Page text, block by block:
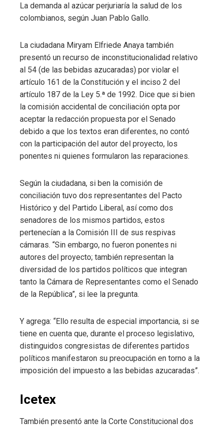
La demanda al azúcar perjuriaría la salud de los
colombianos, según Juan Pablo Gallo.
La ciudadana Miryam Elfriede Anaya también
presentó un recurso de inconstitucionalidad relativo
al 54 (de las bebidas azucaradas) por violar el
artículo 161 de la Constitución y el inciso 2 del
artículo 187 de la Ley 5.ª de 1992. Dice que si bien
la comisión accidental de conciliación opta por
aceptar la redacción propuesta por el Senado
debido a que los textos eran diferentes, no contó
con la participación del autor del proyecto, los
ponentes ni quienes formularon las reparaciones.
Según la ciudadana, si ben la comisión de
conciliación tuvo dos representantes del Pacto
Histórico y del Partido Liberal, así como dos
senadores de los mismos partidos, estos
pertenecían a la Comisión III de sus respivas
cámaras. “Sin embargo, no fueron ponentes ni
autores del proyecto; también representan la
diversidad de los partidos políticos que integran
tanto la Cámara de Representantes como el Senado
de la República”, si lee la pregunta.
Y agrega: “Ello resulta de especial importancia, si se
tiene en cuenta que, durante el proceso legislativo,
distinguidos congresistas de diferentes partidos
políticos manifestaron su preocupación en torno a la
imposición del impuesto a las bebidas azucaradas”.
Icetex
También presentó ante la Corte Constitucional dos